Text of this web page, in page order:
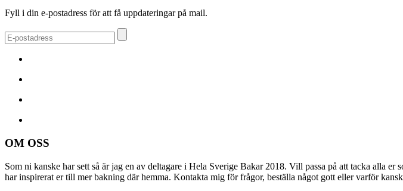
Fyll i din e-postadress för att få uppdateringar på mail.
OM OSS
Som ni kanske har sett så är jag en av deltagare i Hela Sverige Bakar 2018. Vill passa på att tacka alla
har inspirerat er till mer bakning där hemma. Kontakta mig för frågor, beställa något gott eller varför